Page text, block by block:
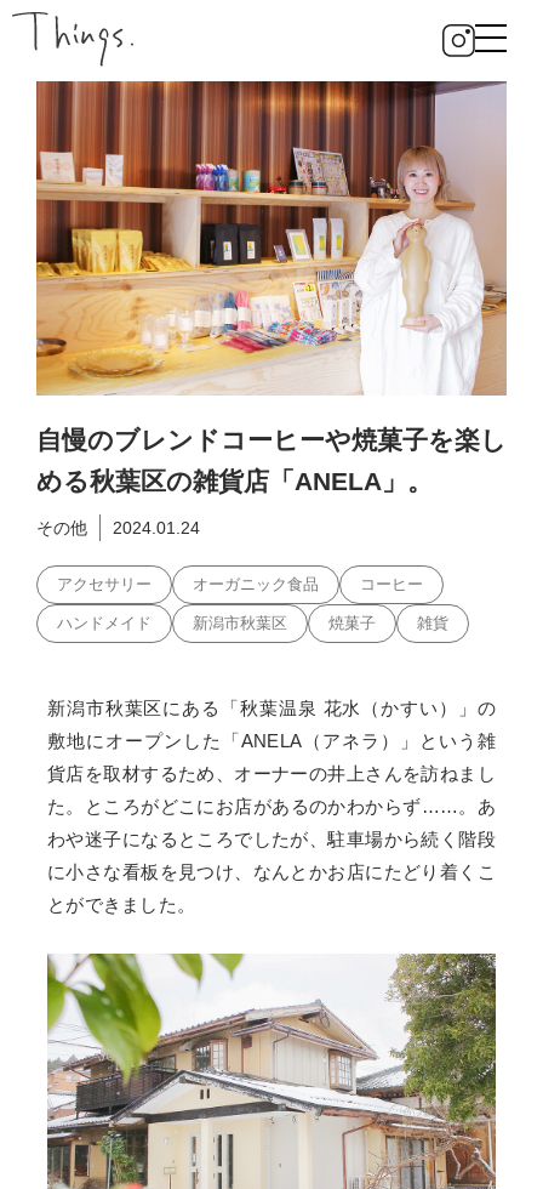
自慢のブレンドコーヒーや焼菓子を楽し
める秋葉区の雑貨店「ANELA」。
その他 2024.01.24
アクセサリー オーガニック食品 コーヒー
ハンドメイド 新潟市秋葉区 焼菓子 雑貨
新潟市秋葉区にある「秋葉温泉 花水（かすい）」の
敷地にオープンした「ANELA（アネラ）」という雑
貨店を取材するため、オーナーの井上さんを訪ねまし
た。ところがどこにお店があるのかわからず……。あ
わや迷子になるところでしたが、駐車場から続く階段
に小さな看板を見つけ、なんとかお店にたどり着くこ
とができました。